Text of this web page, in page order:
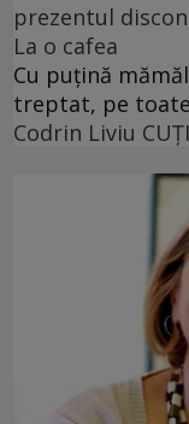
prezentul
La o cafea
Cu puţină
treptat, pe
Codrin Liviu